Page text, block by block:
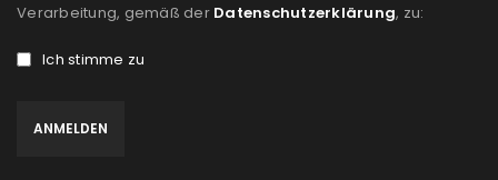
REGISTRIEREN
Verarbeitung, gemäß der Datenschutzerklärung, zu:
Ich stimme zu